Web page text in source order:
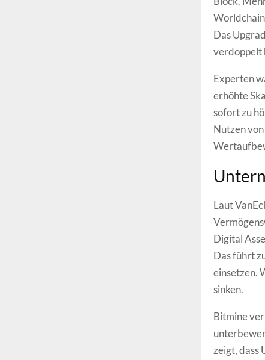
Das
verdoppelt
Experten
erhöhte
sofort zu
Nutzen
Laut
Digital
Das führt
einsetzen.
sinken.
Bitmine
zeigt, dass